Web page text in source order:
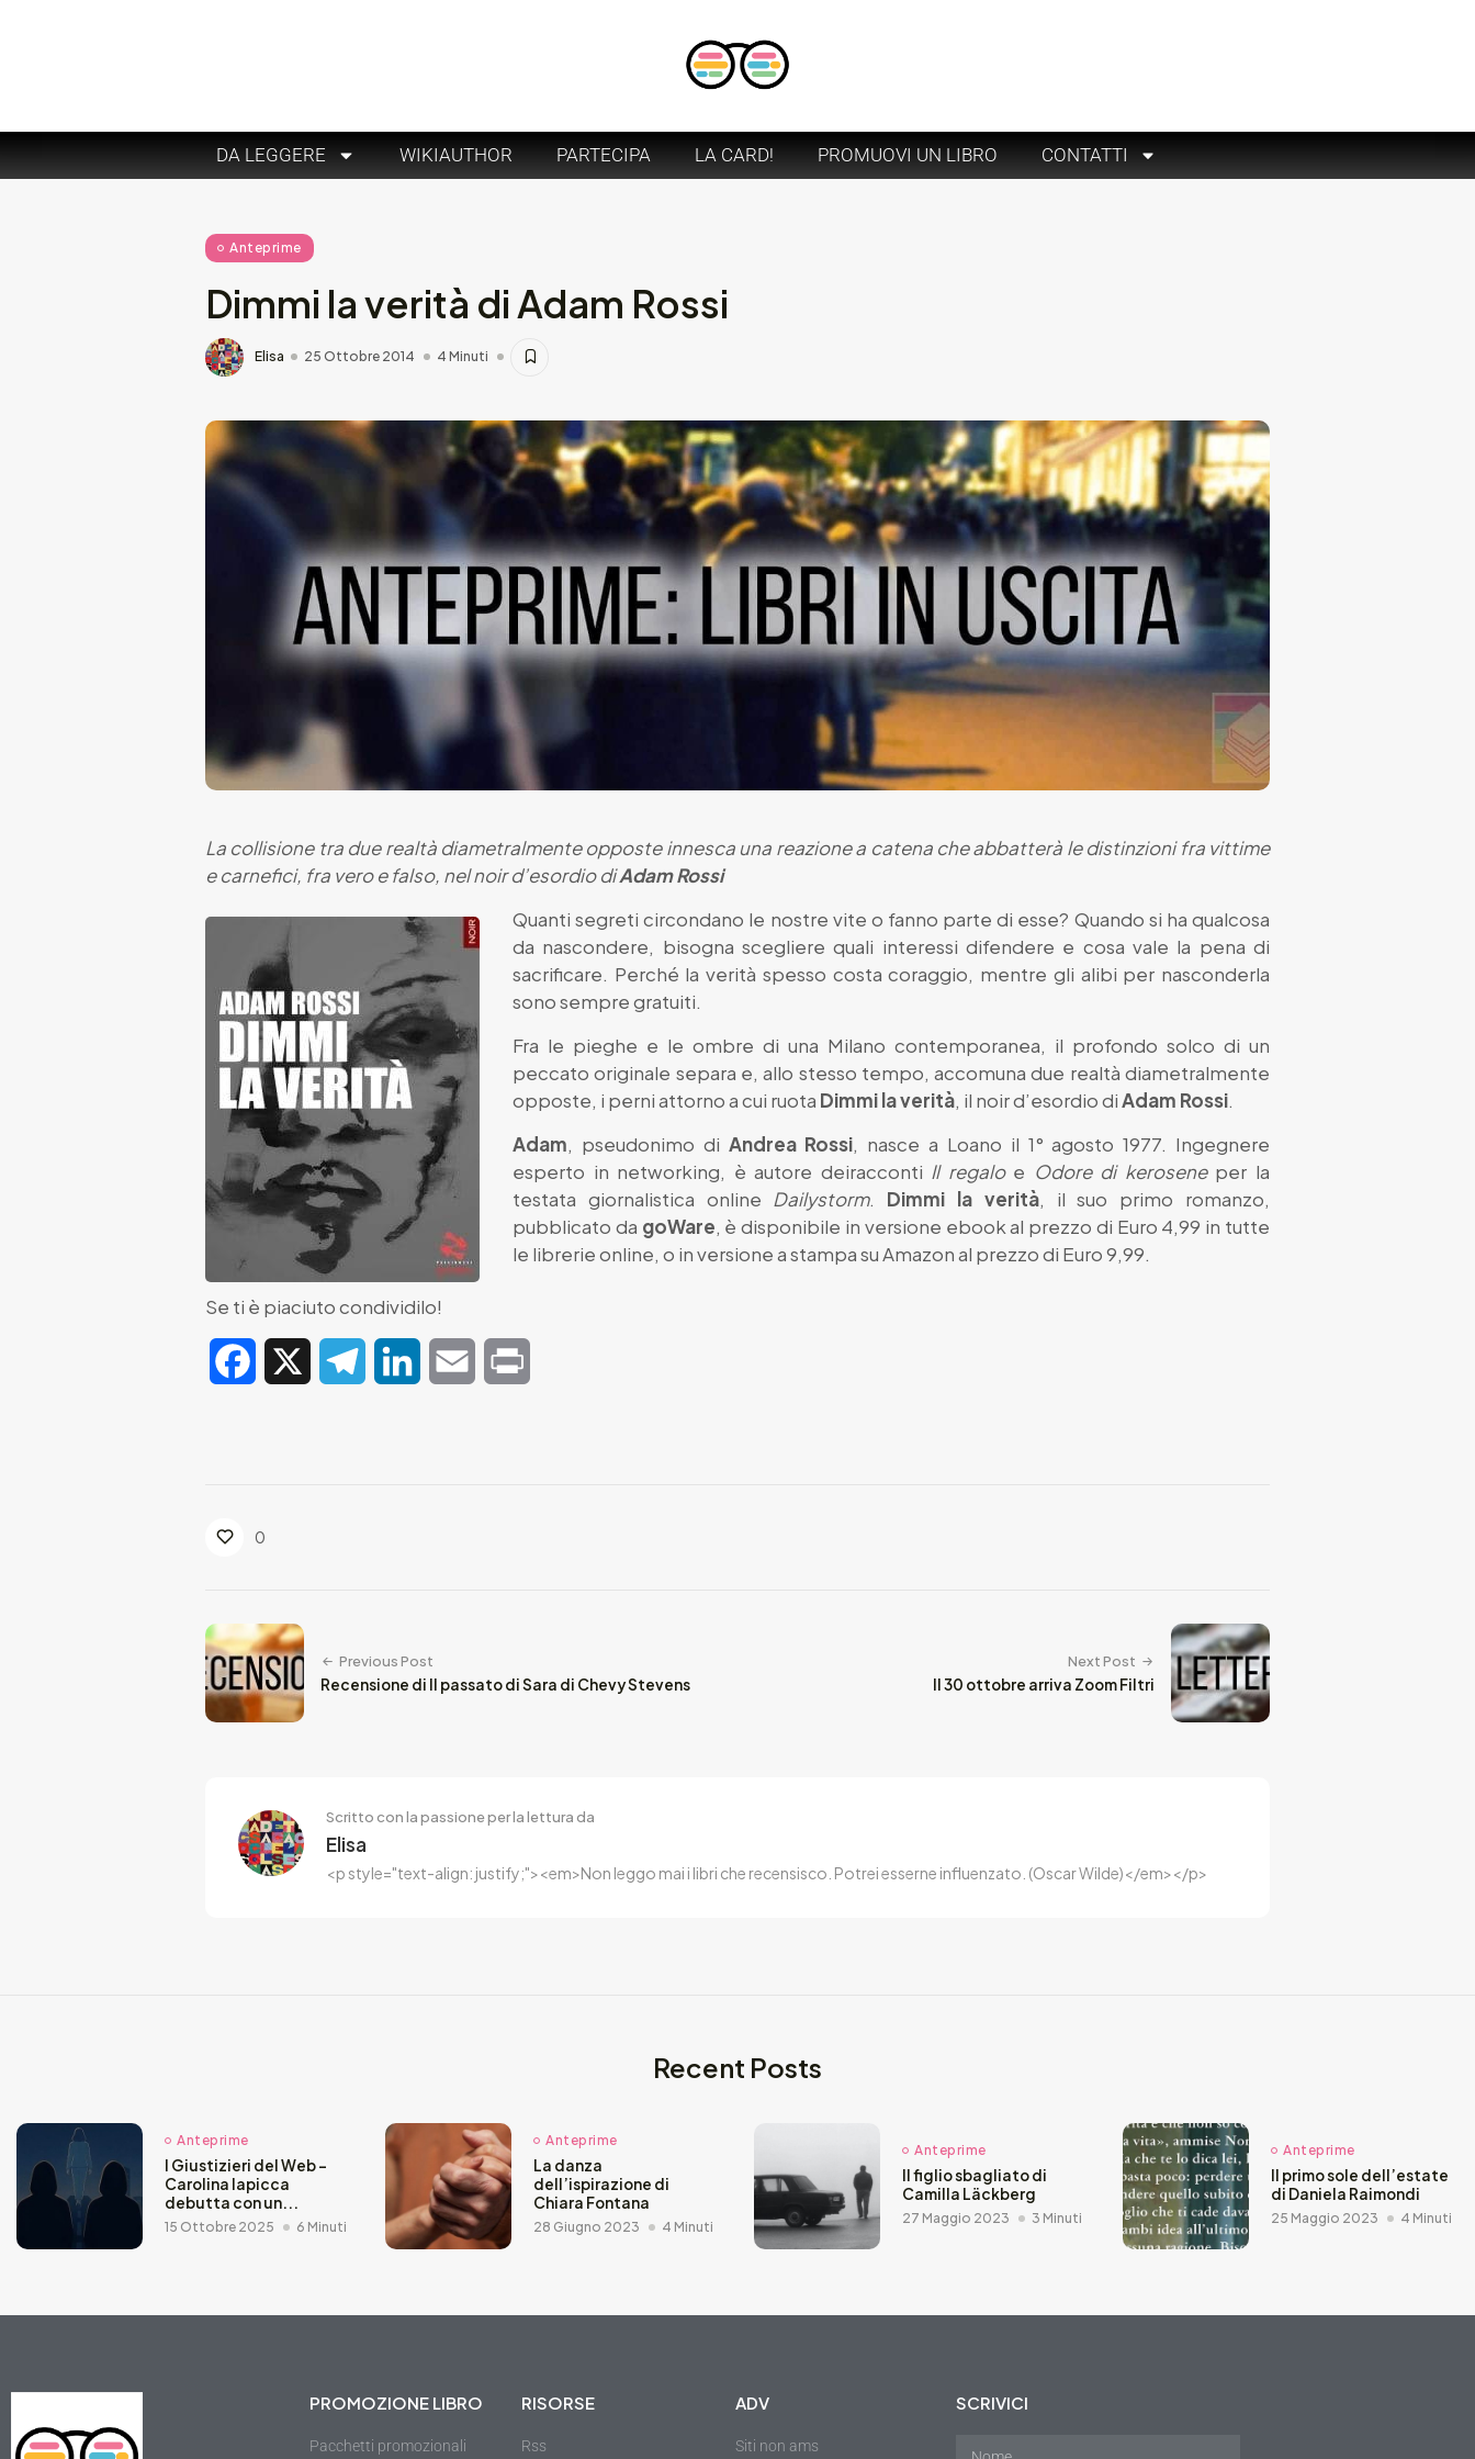
DA LEGGERE WIKIAUTHOR PARTECIPA LA CARD! PROMUOVI UN LIBRO CONTATTI
Anteprime
Dimmi la verità di Adam Rossi
Elisa 25 Ottobre 2014 4 Minuti
La collisione tra due realtà diametralmente opposte innesca una reazione a catena che abbatterà le distinzioni fra vittime
e carnefici, fra vero e falso, nel noir d’esordio diAdam Rossi
Quanti segreti circondano le nostre vite o fanno parte di esse? Quando si ha qualcosa
da nascondere, bisogna scegliere quali interessi difendere e cosa vale la pena di
sacrificare. Perché la verità spesso costa coraggio, mentre gli alibi per nasconderla
sono sempre gratuiti.
Fra le pieghe e le ombre di una Milano contemporanea, il profondo solco di un
peccato originale separa e, allo stesso tempo, accomuna due realtà diametralmente
opposte, i perni attorno a cui ruota Dimmi la verità, il noir d’esordio diAdam Rossi.
Adam, pseudonimo di Andrea Rossi, nasce a Loano il 1° agosto 1977. Ingegnere
esperto in networking, è autore deiracconti Il regaloe Odore di keroseneper la
testata giornalistica online Dailystorm. Dimmi la verità, il suo primo romanzo,
pubblicato da goWare, è disponibile in versione ebook al prezzo di Euro 4,99 in tutte
le librerie online, o in versione a stampa su Amazon al prezzo di Euro 9,99.
Se ti è piaciuto condividilo!
Facebook TelegramLinkedIn Email
0
Previous Post
Recensione di Il passato di Sara di Chevy Stevens
Next Post
Il 30 ottobre arriva Zoom Filtri
Scritto con la passione per la lettura da
Elisa
<p style="text-align: justify;"><em>Non leggo mai i libri che recensisco. Potrei esserne influenzato. (Oscar Wilde)</em></p>
Recent Posts
Anteprime
I Giustizieri del Web –
Carolina Iapicca
debutta con un...
15 Ottobre 2025 6 Minuti
Anteprime
La danza
dell’ispirazione di
Chiara Fontana
28 Giugno 2023 4 Minuti
Anteprime
Il figlio sbagliato di
Camilla Läckberg
27 Maggio 2023 3 Minuti
Anteprime
Il primo sole dell’estate
di Daniela Raimondi
25 Maggio 2023 4 Minuti
PROMOZIONE LIBRO
Pacchetti promozionali
RISORSE
Rss
ADV
Siti non ams
SCRIVICI